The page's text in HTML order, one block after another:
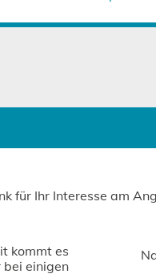
für Ihr Interesse am
kommt es
bei einigen